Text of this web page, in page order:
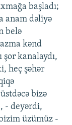
başladı;
anam dəliyə
belə
kənd
şor kanalaydı,
heç şəhər
bizə
- deyərdi,
üzümüz -